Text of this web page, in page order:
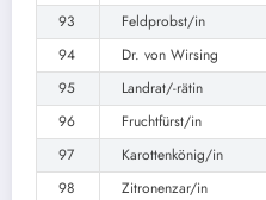
93
Feldprobst/in
94
Dr. von Wirsing
95
Landrat/-rätin
96
Fruchtfürst/in
97
Karottenkönig/in
98
Zitronenzar/in